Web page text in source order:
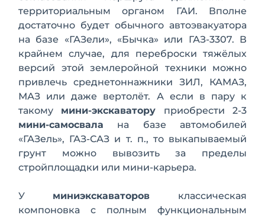
территориальным органом ГАИ. Вполне
достаточно будет обычного автоэвакуатора
на базе «ГАЗели», «Быч­ка» или ГАЗ-3307. В
крайнем случае, для переброски тяжёлых
версий этой землеройной техники можно
привлечь среднетоннажники ЗИЛ, КАМАЗ,
МАЗ или даже вертолёт. А если в пару к
такому мини-экс­каватору приобрести 2-3
мини-самосвала на базе автомобилей
«ГАЗель», ГАЗ-САЗ и т. п., то выкапываемый
грунт можно вывозить за пределы
стройплощадки или мини-карьера.
У миниэкскаваторов классическая
компоновка с полным функциональным